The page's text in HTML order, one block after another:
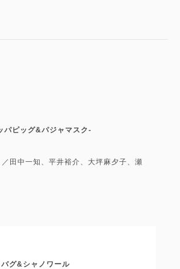
パピッグ&パジャマスク-
田中一知、平井裕介、大坪麻夕子、瀬
グ&シャノワール